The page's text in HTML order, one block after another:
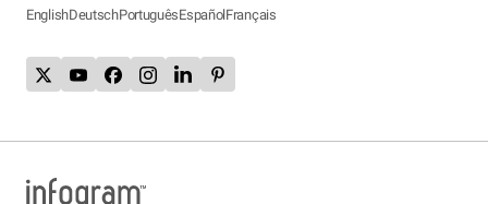
EnglishDeutschPortuguêsEspañolFrançais